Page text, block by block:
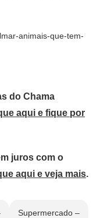
animais-que-tem-
do Chama
aqui e fique por
juros com o
aqui e veja mais.
Supermercado –